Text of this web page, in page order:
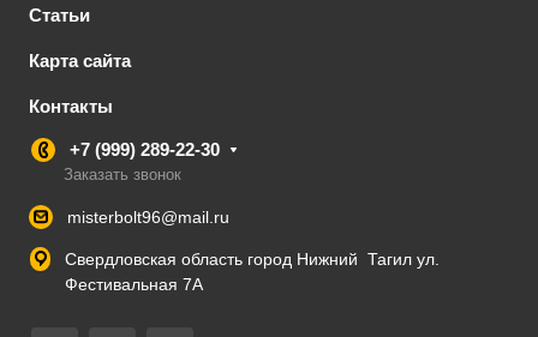
Статьи
Карта сайта
Контакты
+7 (999) 289-22-30
Заказать звонок
misterbolt96@mail.ru
Свердловская область город Нижний Тагил ул.
Фестивальная 7А